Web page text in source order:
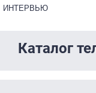
ИНТЕРВЬЮ
Каталог